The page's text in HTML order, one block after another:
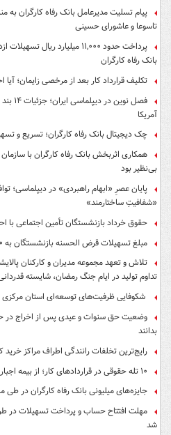
پیام تسلیت مدیرعامل بانک رفاه کارگران به
تاسوعا و عاشورای حسینی
پرداخت حدود ۱۱,۰۰۰ میلیارد
بانک رفاه کارگران
تکلیف قرارداد کار بعد از مرخصی زایمان؛
فصل
آمریکا
چک دیجیتال بانک رفاه کارگران؛ تسریع و
همکاری اثربخش بانک رفاه کارگران با
بی‌نظیر بود
پایان عصرِ «ابهام راهبردی» در دیپلماسی؛
«شفافیتِ ساختارمند»
حقوق خرداد بازنشستگان تأمین اجتماعی با
مبلغ تسهیلات قرض الحسنه بازنشستگان به ۶۰ میلیون تومان افزایش یافت
تلاش و تعهد مجموعه مدیران و کارکنان
تداوم تولید در ایام جنگ رمضان، شایسته
شکوفایی ظرفیت‌های توسعه‌ای استان مرکزی
وضعیت حق سنوات و عیدی پس از اخراج در
بدانند
رایج‌ترین تخلفات رانندگی اطراف مراکز خرید
۱۰ تله حقوقی در قراردادهای کار؛ از بیمه اجباری تا سفیدامضاء خطرناک
جایزه‌های میلیونی بانک رفاه کارگران در
شد